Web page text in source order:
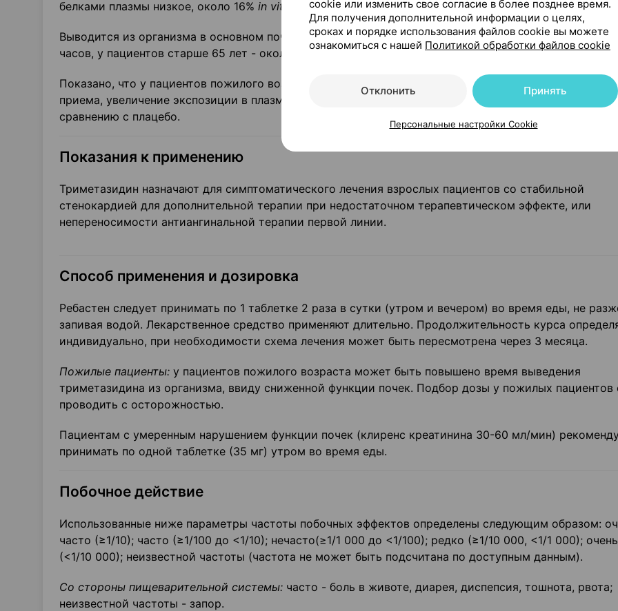
белками плазмы низкое, около 16% in vitro.
Выводится из организма в основном почками в неизменном виде. Период полувыведения
часов, у пациентов старше 65 лет - около 12 часов.
Показано, что у пациентов пожилого возраста при приеме суточной дозы 2 таблетки
приема, увеличение экспозиции в плазме крови не приводит к каким-либо более выраженным
сравнению с плацебо.
Показания к применению
Триметазидин назначают для симптоматического лечения взрослых пациентов со стабильной
стенокардией для дополнительной терапии при недостаточном терапевтическом эффекте, или
непереносимости антиангинальной терапии первой линии.
Способ применения и дозировка
Ребастен следует принимать по 1 таблетке 2 раза в сутки (утром и вечером) во время еды, не
запивая водой. Лекарственное средство применяют длительно. Продолжительность курса
индивидуально, при необходимости схема лечения может быть пересмотрена через 3 месяца.
Пожилые пациенты: у пациентов пожилого возраста может быть повышено время выведения
триметазидина из организма, ввиду сниженной функции почек. Подбор дозы у пожилых пациентов
проводить с осторожностью.
Пациентам с умеренным нарушением функции почек (клиренс креатинина 30-60 мл/мин)
принимать по одной таблетке (35 мг) утром во время еды.
Побочное действие
Использованные ниже параметры частоты побочных эффектов определены следующим образом:
часто (≥1/10); часто (≥1/100 до <1/10); нечасто(≥1/1 000 до <1/100); редко (≥1/10 000, <1/1 000);
(<1/10 000); неизвестной частоты (частота не может быть подсчитана по доступным данным).
Со стороны пищеварительной системы: часто - боль в животе, диарея, диспепсия, тошнота, рвота;
неизвестной частоты - запор.
cookie или изменить свое согласие в более позднее время.
Для получения дополнительной информации о целях,
сроках и порядке использования файлов cookie вы можете
ознакомиться с нашей Политикой обработки файлов cookie
Отклонить Принять
Персональные настройки Cookie